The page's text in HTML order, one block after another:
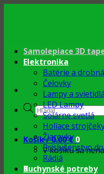
Products
search
Košík /0.00€ 0
V košíku sa
0
Samolepiace 3D
Elektronika
Batérie a
Čelovky
Lampy a svietidlá
LED Lampy
Solárne svetlá
Holiace
Žiarovky
Príslušenstvo
Rádiá
Kuchynské potreby